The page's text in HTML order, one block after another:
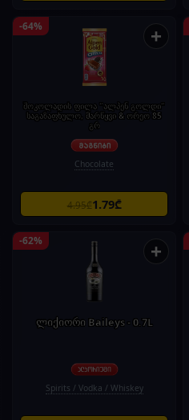
-64% +
შოკოლადის ფილა "ალპენ გოლდი"
საგაზაფხულო, მარწყვი & ორეო 85
გრ
Chocolate
4.95₾1.79₾
-62% +
ლიქიორი Baileys - 0.7L
Spirits / Vodka / Whiskey